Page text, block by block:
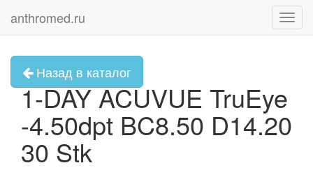
anthromed.ru
Назад в каталог
1-DAY ACUVUE TruEye
-4.50dpt BC8.50 D14.20
30 Stk